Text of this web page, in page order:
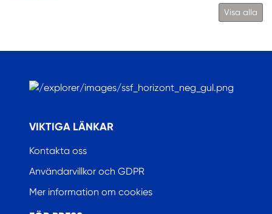
Visa alla
VIKTIGA LÄNKAR
Kontakta oss
Användarvillkor och GDPR
Mer information om cookies